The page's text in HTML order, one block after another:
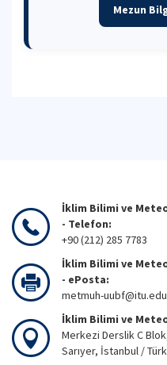
Mezun
İklim Bilimi ve
- Telefon:
+90 (212) 285 7783
İklim Bilimi ve
- ePosta:
metmuh-
İklim Bilimi ve
Merkezi Derslik C
Sarıyer, İstanbul /